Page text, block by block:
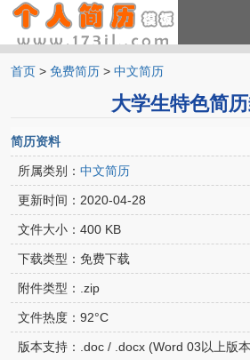
中文简历
首页 > 免费简历 > 中文简历
大学生特色简
简历资料
所属类别： 中文简历
更新时间： 2020-04-28
文件大小： 400 KB
下载类型： 免费下载
附件类型： .zip
文件热度： 92°C
版本支持： .doc / .docx (Word 03以上版